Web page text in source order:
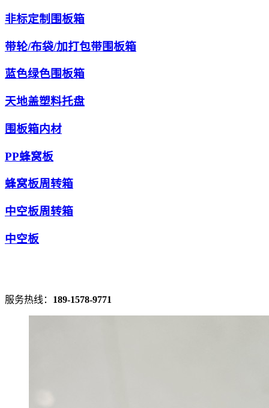
非标定制围板箱
带轮/布袋/加打包带围板箱
蓝色绿色围板箱
天地盖塑料托盘
围板箱内材
PP蜂窝板
蜂窝板周转箱
中空板周转箱
中空板
服务热线： 189-1578-9771